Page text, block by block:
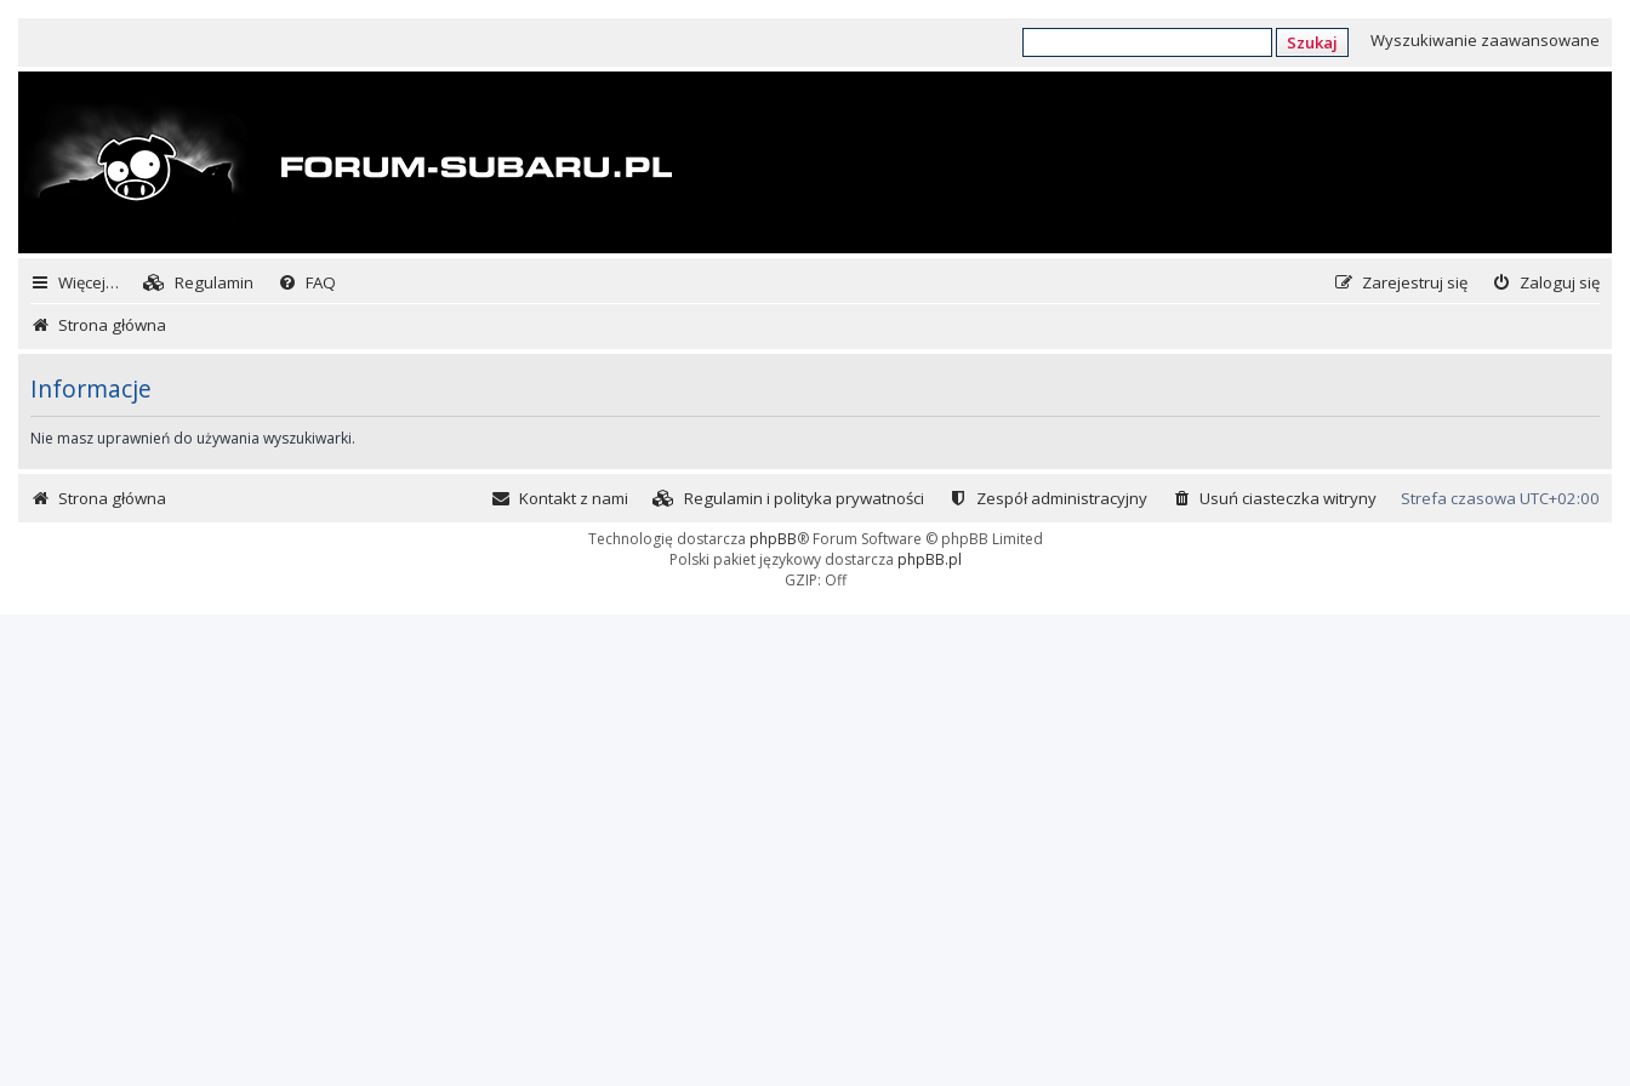
Szukaj Wyszukiwanie zaawansowane
Więcej… Regulamin FAQ Zaloguj się
Zarejestruj się
Strona główna
Informacje
Nie masz uprawnień do używania wyszukiwarki.
Strona główna Strefa czasowa UTC+02:00
Usuń ciasteczka witryny
Zespół administracyjny
Regulamin i polityka prywatności
Kontakt z nami
Technologię dostarcza phpBB® Forum Software © phpBB Limited
Polski pakiet językowy dostarcza phpBB.pl
GZIP: Off